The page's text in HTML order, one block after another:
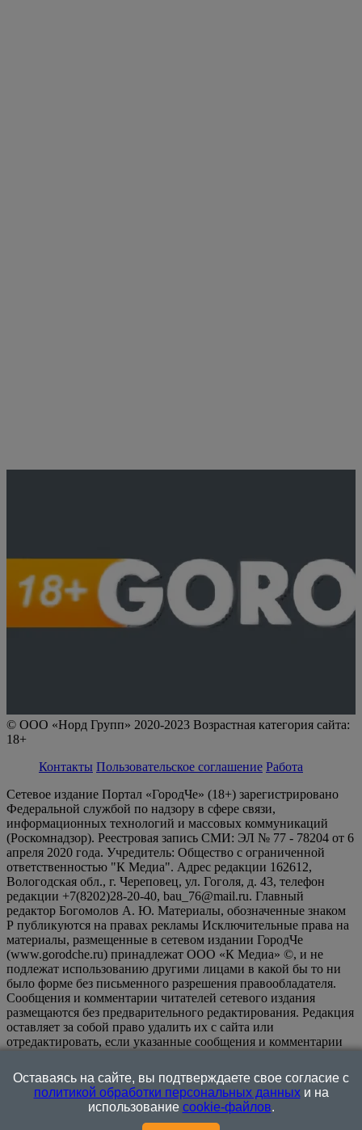
© ООО «Норд Групп» 2020-2023 Возрастная категория сайта:
18+
Контакты Пользовательское соглашение Работа
Сетевое издание Портал «ГородЧе» (18+) зарегистрировано
Федеральной службой по надзору в сфере связи,
информационных технологий и массовых коммуникаций
(Роскомнадзор). Реестровая запись СМИ: ЭЛ № 77 - 78204 от 6
апреля 2020 года. Учредитель: Общество с ограниченной
ответственностью "К Медиа". Адрес редакции 162612,
Вологодская обл., г. Череповец, ул. Гоголя, д. 43, телефон
редакции +7(8202)28-20-40, bau_76@mail.ru. Главный
редактор Богомолов А. Ю. Материалы, обозначенные знаком
Р публикуются на правах рекламы Исключительные права на
материалы, размещенные в сетевом издании ГородЧе
(www.gorodche.ru) принадлежат ООО «К Медиа» ©, и не
подлежат использованию другими лицами в какой бы то ни
было форме без письменного разрешения правообладателя.
Сообщения и комментарии читателей сетевого издания
размещаются без предварительного редактирования. Редакция
оставляет за собой право удалить их с сайта или
отредактировать, если указанные сообщения и комментарии
или нарушением иных требований закона.
информационном ресурсе применяются рекомендательные
технологии (информационные технологии предоставления
информации на основе сбора, систематизации и анализа
Оставаясь на сайте, вы подтверждаете свое согласие с
политикой обработки персональных данныхи на
использование cookie-файлов.